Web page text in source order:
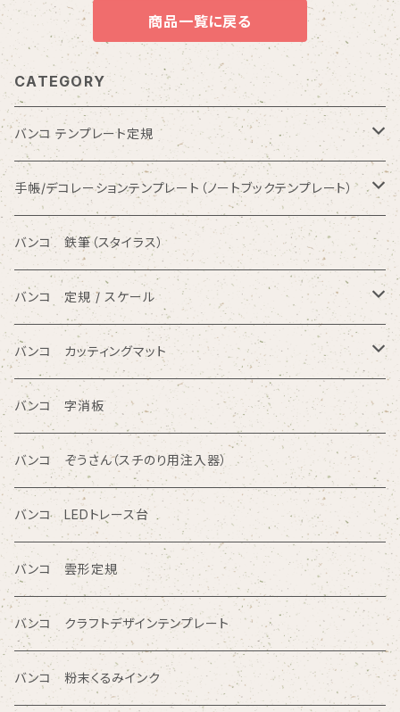
商品一覧に戻る
CATEGORY
バンコ テンプレート定規
数字入りテンプレート定規
ひらがな入りテンプレート定規
アルファベット入りテンプレート定規
円/楕円/アール入りテンプレート定規
三角形/四角形/五角形/多角形入りテンプレート定規
カタカナ入りテンプレート定規
図面レイアウト/ 専門チャート/その他テンプレート定規
商品シリーズ名から検索
SE型
80型
手帳/デコレーションテンプレート（ノートブックテンプレート）
バンコ ノートブックテンプレート（カードサイズ）
バンコ ルーラースリム（定規型）
バンコ ノートブックテンプレート（はがきサイズ）
バンコ 鉄筆（スタイラス）
バンコ 定規 / スケール
方眼カッティング定規
直定規
読み取り定規
ツイン定規
ノートブックテンプレート ルーラースリム
カリグラフィガイドライン定規
バンコ カッティングマット
ポリエチレン系樹脂（PVC）
オレフィン系樹脂
バンコ 字消板
バンコ ぞうさん（スチのり用注入器）
バンコ LEDトレース台
バンコ 雲形定規
バンコ クラフトデザインテンプレート
バンコ 粉末くるみインク